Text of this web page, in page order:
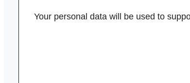
Your personal data will be used to